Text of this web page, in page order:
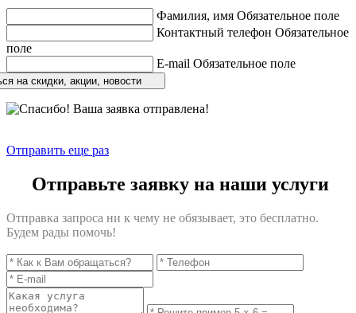
Фамилия, имя Обязательное поле
Контактный телефон Обязательное
поле
E-mail Обязательное поле
на скидки, акции, новости
Отправить еще раз
Отправьте заявку на наши услуги
Отправка запроса ни к чему не обязывает, это бесплатно.
Будем рады помочь!